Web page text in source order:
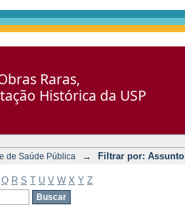
Raras,
Histórica da USP
de Saúde Pública → Filtrar por: Assunto
Q R S T U V W X Y Z